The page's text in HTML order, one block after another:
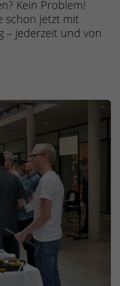
Kein Problem!
schon jetzt mit
– jederzeit und von